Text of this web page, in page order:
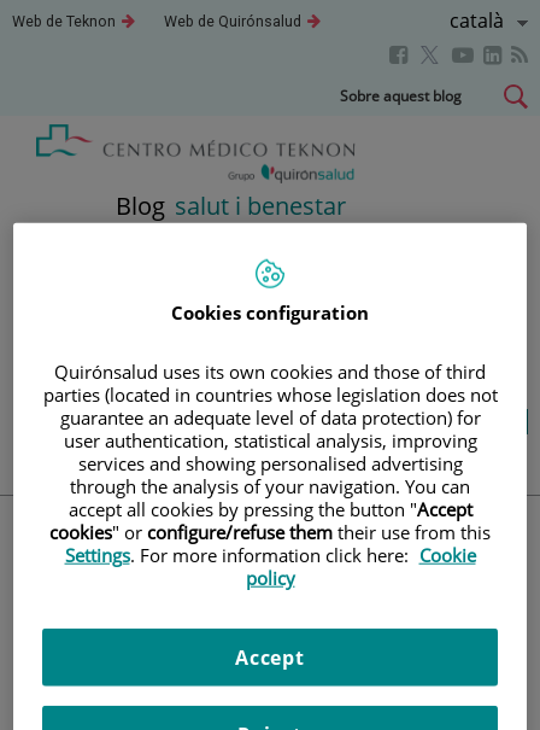
Saltar al contingut
contingut
Web de Teknon AquestWeb de Quirónsalud Aquest
Actiu
Català
Aquest
s'obrirà
Aquest
enllaç
s'obrirà
nova.
Aquest
enllaç
s'obrirà
Sobre aquest blog
Blog salut i benestar
LA TEVA SALUT ÉS EL QUE
COMPTA
Salut de l’A a la Z Vida saludable
Cuida’t
Actualitat
Cookies configuration
Quirónsalud uses its own cookies and those of third
parties (located in countries whose legislation does not
guarantee an adequate level of data protection) for
user authentication, statistical analysis, improving
services and showing personalised advertising
through the analysis of your navigation. You can
accept all cookies by pressing the button "Accept
cookies" or configure/refuse them their use from this
Settings. For more information click here: Cookie
policy
Accept